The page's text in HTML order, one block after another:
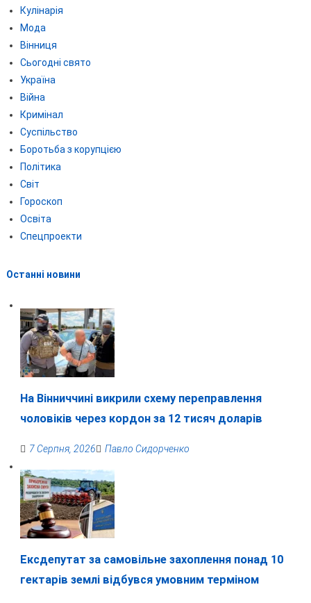
Кулінарія
Мода
Вінниця
Сьогодні свято
Україна
Війна
Кримінал
Суспільство
Боротьба з корупцією
Політика
Світ
Гороскоп
Освіта
Спецпроекти
Останні новини
На Вінниччині викрили схему переправлення
чоловіків через кордон за 12 тисяч доларів
7 Серпня, 2026 Павло Сидорченко
Ексдепутат за самовільне захоплення понад 10
гектарів землі відбувся умовним терміном